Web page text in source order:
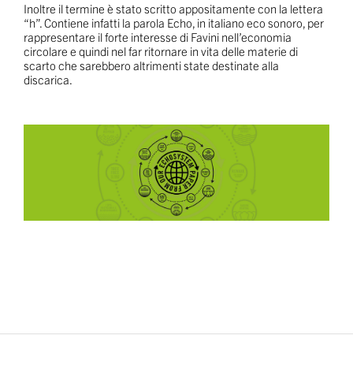
Inoltre il termine è stato scritto appositamente con la lettera
“h”. Contiene infatti la parola Echo, in italiano eco sonoro, per
rappresentare il forte interesse di Favini nell’economia
circolare e quindi nel far ritornare in vita delle materie di
scarto che sarebbero altrimenti state destinate alla
discarica.